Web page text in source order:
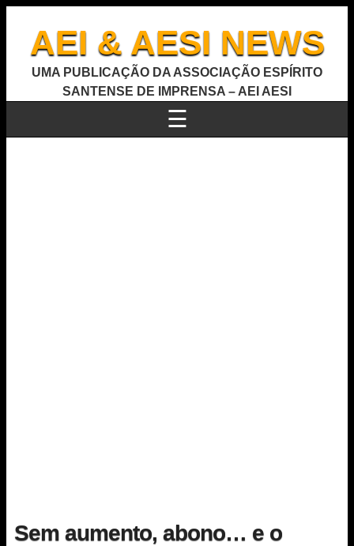
AEI & AESI NEWS
UMA PUBLICAÇÃO DA ASSOCIAÇÃO ESPÍRITO
SANTENSE DE IMPRENSA – AEI AESI
☰
Sem aumento, abono… e o